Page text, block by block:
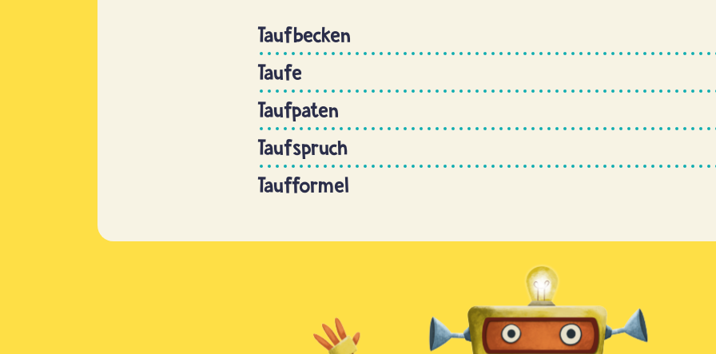
Taufbecken
Taufe
Taufpaten
Taufspruch
Taufformel